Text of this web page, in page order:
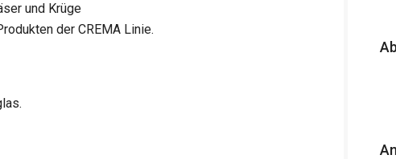
und Krüge
der CREMA Linie.